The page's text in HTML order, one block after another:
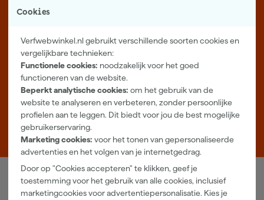
Cookies
Verfwebwinkel.nl gebruikt verschillende soorten cookies en
vergelijkbare technieken:
Functionele cookies: noodzakelijk voor het goed
functioneren van de website.
Beperkt analytische cookies: om het gebruik van de
website te analyseren en verbeteren, zonder persoonlijke
profielen aan te leggen. Dit biedt voor jou de best mogelijke
gebruikerservaring.
Marketing cookies: voor het tonen van gepersonaliseerde
advertenties en het volgen van je internetgedrag.
Door op "Cookies accepteren" te klikken, geef je
toestemming voor het gebruik van alle cookies, inclusief
marketingcookies voor advertentiepersonalisatie. Kies je
Nederland. Voordelige verf van topkwaliteit en gratis deskundig
Meer over ons
Showroom in Tilburg
Openingstijden
Maandag t/m vrijdag 08:00 - 18:00
Zaterdag 08:00 - 16:00
Zevenheuvelenweg 25
5048 AN Tilburg
Verfwebwinkel